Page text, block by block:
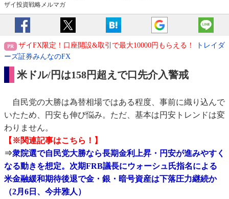
ザイ投資戦略メルマガ
ザイFX限定！口座開設&取引で最大10000円もらえる！
トレイダ
ーズ証券みんなのFX
米ドル/円は158円超えで口先介入警戒
自民党の大勝は為替相場ではある程度、事前に織り込んで
いたため、円安も伸び悩み。ただ、基本は円安トレンドは変
わりません。
【※関連記事はこちら！】
⇒衆院選で自民党大勝なら長期金利上昇・円安が進みやすく
なる動きを想定。次期FRB議長にウォーシュ氏指名による
米金融緩和期待後退で金・銀・暗号資産は下落圧力継続か
（2月6日、今井雅人）